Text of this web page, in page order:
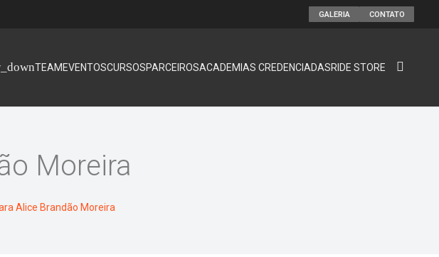
GALERIA CONTATO
TEAM EVENTOSCURSOSPARCEIROSACADEMIAS CREDENCIADASRIDE STORE
Moreira
Alice Brandão Moreira